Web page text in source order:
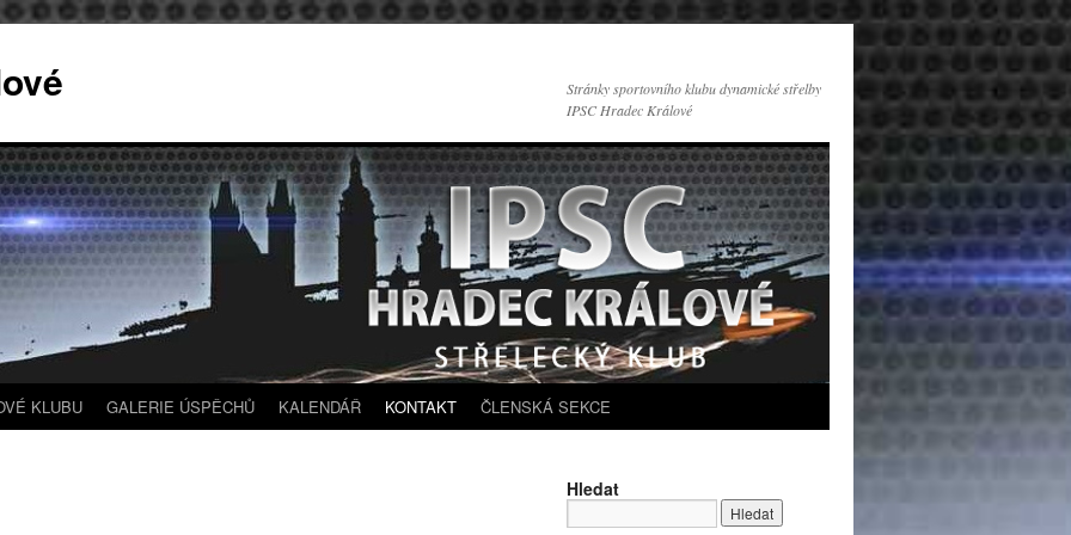
Stránky sportovního klubu dynamické střelby
IPSC Hradec Králové
KLUBU GALERIE ÚSPĚCHŮ KALENDÁŘ KONTAKT ČLENSKÁ SEKCE
Hledat